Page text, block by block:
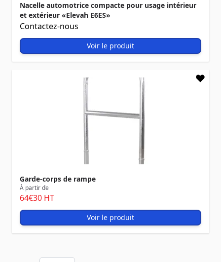
Nacelle automotrice compacte pour usage intérieur
et extérieur «Elevah E6ES»
Contactez-nous
Voir le produit
Garde-corps de rampe
À partir de
64€30 HT
Voir le produit